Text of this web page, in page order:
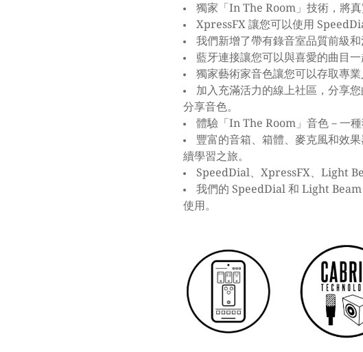
獨家「In The Room」技術，將
XpressFX 讓您可以使用
我們新增了帶有錄音室品質前級
藍牙連接讓您可以與喜愛的曲目一
獨家藝術家音色讓您可以存取專業
加入充滿活力的線上社區，分享
分享音色。
體驗「In The Room」音色－一
豐富的音箱、箱體、麥克風和效
續學習之旅。
SpeedDial、XpressFX、Light
我們的 SpeedDial 和 Light
使用。